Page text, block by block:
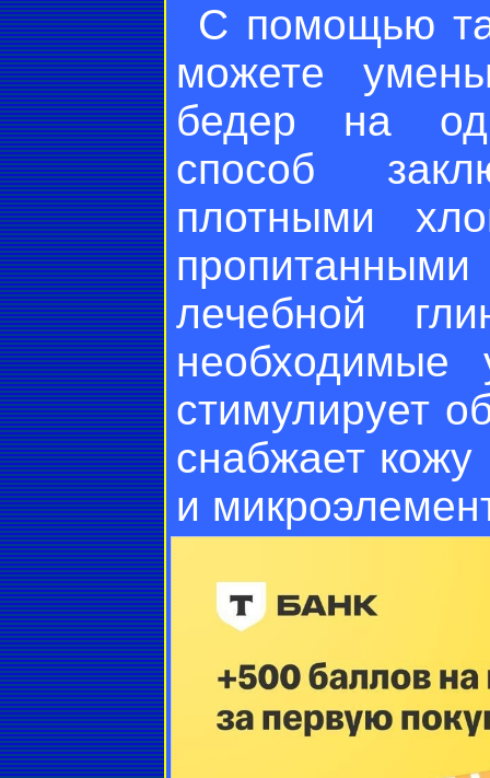
С помощью
можете
бедер на
способ
плотными
лечебной
необходимые
стимулирует
снабжает
и